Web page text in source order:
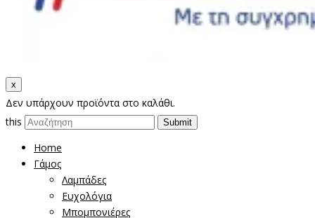
x
Δεν υπάρχουν προϊόντα στο καλάθι.
this
Home
Γάμος
Λαμπάδες
Ευχολόγια
Μπομπονιέρες